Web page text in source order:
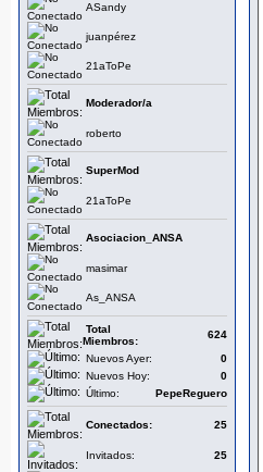
ASandy
juanpérez
21aToPe
Moderador/a
roberto
SuperMod
21aToPe
Asociacion_ANSA
masimar
As_ANSA
Total
Miembros:
624
Nuevos Ayer:
0
Nuevos Hoy:
0
Último:
PepeReguero
Conectados: 25
Invitados: 25